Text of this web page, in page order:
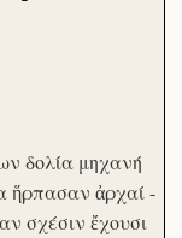
δολία μηχανή
ἥρπασαν ἀρχαί -
σχέσιν ἔχουσι